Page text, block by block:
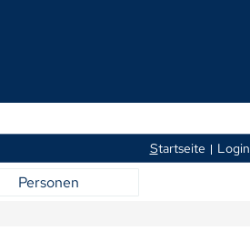
Startseite Login
Personen